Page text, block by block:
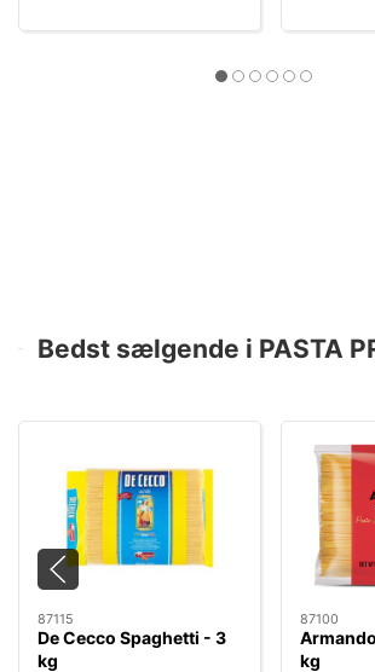
Bedst sælgende i PASTA
87115
De Cecco Spaghetti - 3
kg
87100
kg